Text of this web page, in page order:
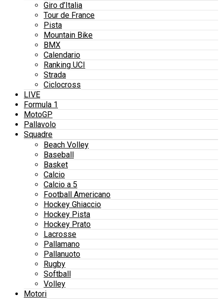
Giro d’Italia
Tour de France
Pista
Mountain Bike
BMX
Calendario
Ranking UCI
Strada
Ciclocross
LIVE
Formula 1
MotoGP
Pallavolo
Squadre
Beach Volley
Baseball
Basket
Calcio
Calcio a 5
Football Americano
Hockey Ghiaccio
Hockey Pista
Hockey Prato
Lacrosse
Pallamano
Pallanuoto
Rugby
Softball
Volley
Motori